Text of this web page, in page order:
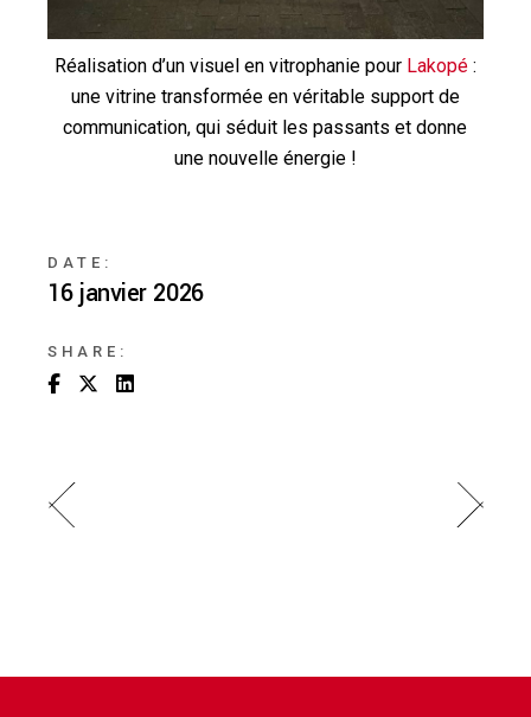
Réalisation d’un visuel en vitrophanie pour Lakopé:
une vitrine transformée en véritable support de
communication, qui séduit les passants et donne
une nouvelle énergie !
DATE:
16 janvier 2026
SHARE: